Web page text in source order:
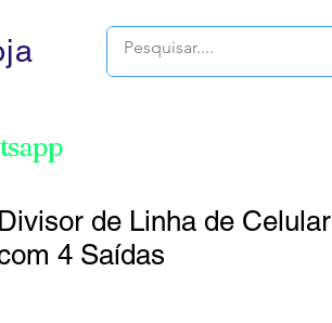
Divisor de Linha de Celular
4 Saídas